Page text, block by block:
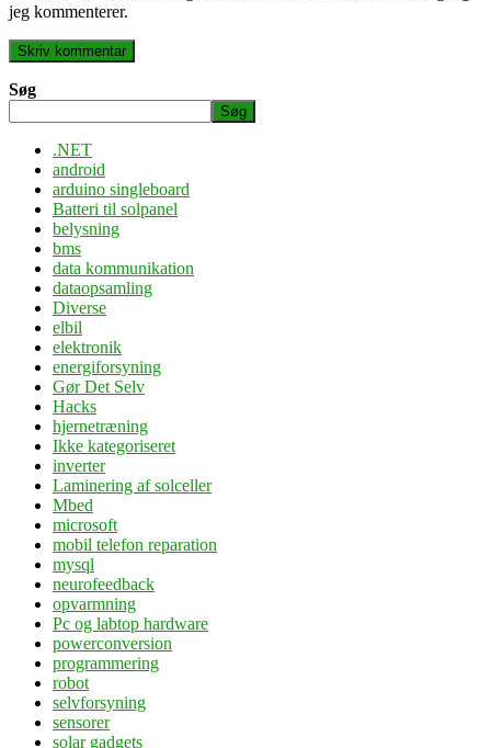
jeg kommenterer.
Søg
Søg
.NET
android
arduino singleboard
Batteri til solpanel
belysning
bms
data kommunikation
dataopsamling
Diverse
elbil
elektronik
energiforsyning
Gør Det Selv
Hacks
hjernetræning
Ikke kategoriseret
inverter
Laminering af solceller
Mbed
microsoft
mobil telefon reparation
mysql
neurofeedback
opvarmning
Pc og labtop hardware
powerconversion
programmering
robot
selvforsyning
sensorer
solar gadgets